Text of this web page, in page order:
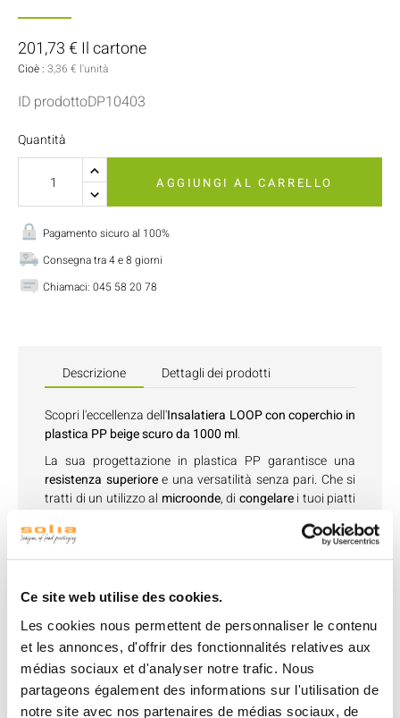
Ce site web utilise des cookies.
Les cookies nous permettent de personnaliser le contenu
et les annonces, d'offrir des fonctionnalités relatives aux
médias sociaux et d'analyser notre trafic. Nous
partageons également des informations sur l'utilisation de
notre site avec nos partenaires de médias sociaux, de
201,73 € Il cartone
Cioè : 3,36 € l'unità
ID prodottoDP10403
Quantità
AGGIUNGI AL CARRELLO
Pagamento sicuro al 100%
Consegna tra 4 e 8 giorni
Chiamaci: 045 58 20 78
Descrizione Dettagli dei prodotti
Scopri l'eccellenza dell'Insalatiera LOOP con coperchio in
plastica PP beige scuro da 1000 ml.
La sua progettazione in plastica PP garantisce una
resistenza superioree una versatilità senza pari. Che si
tratti di un utilizzo al microonde, di congelarei tuoi piatti
la tua cucina professionale.
Con una tolleranza termica da -18°C a 100°C, preserva
conservazione.
Il coperchio incluso garantisce unaimpermeabilità
perfetta, ideale per i servizi di consegna e di ristorazione
veloce.
Offrendo una presentazione elegante e una praticità
assoluta, questa insalatiera è perfetta per una vasta